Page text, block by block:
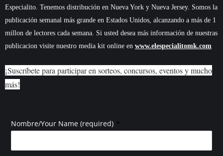
Especialito. Tenemos distribución en Nueva York y Nueva Jersey. Somos la
publicación semanal más grande en Estados Unidos, alcanzando a más de 1
millon de lectores cada semana. Si usted desea más información de nuestras
publicacion visite nuestro media kit online en www.elespecialitomk.com
¡Suscríbete para participar en sorteos, concursos, eventos y mucho
más!
Nombre/Your Name (required) *